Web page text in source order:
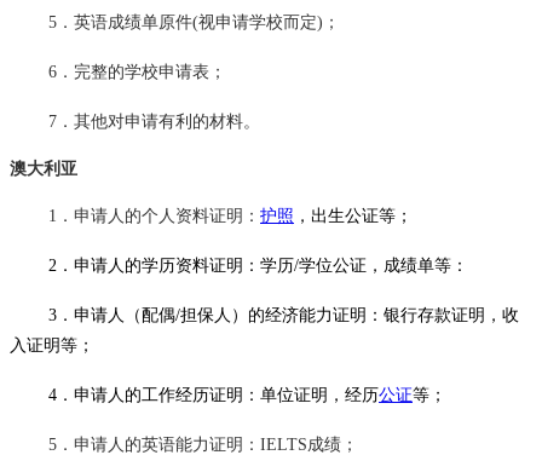
5．英语成绩单原件(视申请学校而定)；
6．完整的学校申请表；
7．其他对申请有利的材料。
澳大利亚
1．申请人的个人资料证明： 护照 ，出生公证等；
2．申请人的学历资料证明：学历/学位公证，成绩单等：
3．申请人（配偶/担保人）的经济能力证明：银行存款证明，收
入证明等；
4．申请人的工作经历证明：单位证明，经历公证等；
5．申请人的英语能力证明：IELTS成绩；